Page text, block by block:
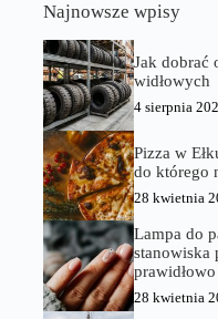
Najnowsze wpisy
Jak dobrać
widłowych
4 sierpnia
Pizza w
do którego
28 kwietnia
Lampa do
stanowiska
28 kwietnia